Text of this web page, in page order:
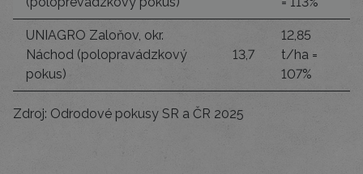
UNIAGRO Zaloňov, okr.
Náchod (polopravádzkový
pokus)
13,7
12,85
t/ha =
107%
Zdroj: Odrodové pokusy SR a ČR 2025